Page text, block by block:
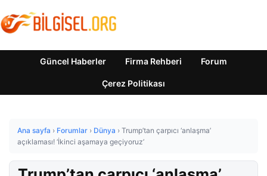
Güncel Haberler Firma Rehberi Forum
Çerez Politikası
Ana sayfa › Forumlar › Dünya › Trump’tan çarpıcı ‘anlaşma’
açıklaması! ‘İkinci aşamaya geçiyoruz’